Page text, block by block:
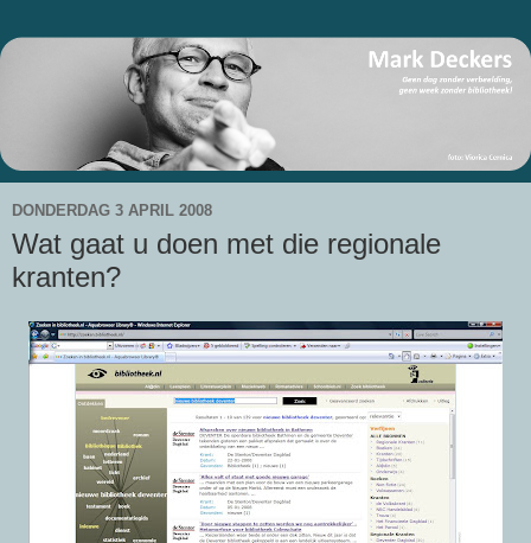
DONDERDAG 3 APRIL 2008
Wat gaat u doen met die regionale
kranten?